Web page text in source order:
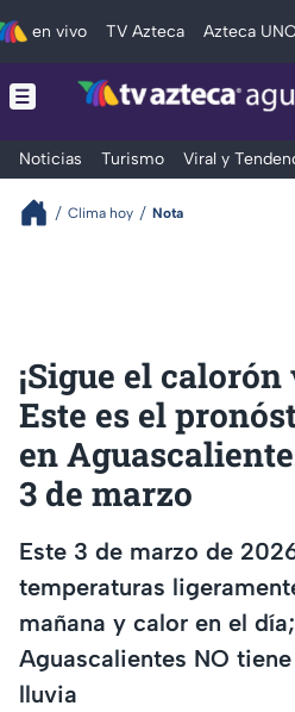
en vivo TV Azteca Azteca
Noticias Turismo Viral y
Clima hoy Nota
¡Sigue el
Este es el
en
3 de marzo
Este 3 de marzo de
temperaturas
mañana y calor en el
Aguascalientes NO
lluvia